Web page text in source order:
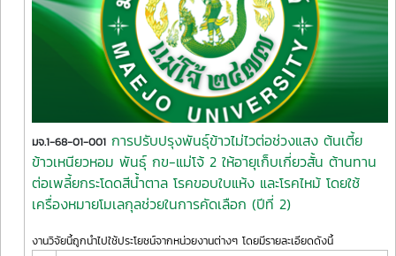
มจ.1-68-01-001 การปรับปรุงพันธุ์ข้าวไม่ไวต่อช่วงแสง ต้นเตี้ย
ข้าวเหนียวหอม พันธุ์ กข-แม่โจ้ 2 ให้อายุเก็บเกี่ยวสั้น ต้านทาน
ต่อเพลี้ยกระโดดสีน้ำตาล โรคขอบใบแห้ง และโรคไหม้ โดยใช้
เครื่องหมายโมเลกุลช่วยในการคัดเลือก (ปีที่ 2)
งานวิจัยนี้ถูกนำไปใช้ประโยชน์จากหน่วยงานต่างๆ โดยมีรายละเอียดดังนี้